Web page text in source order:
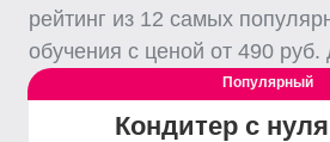
рейтинг из 12 самых
обучения с ценой от 490 руб.
Популярный
Кондитер с нуля